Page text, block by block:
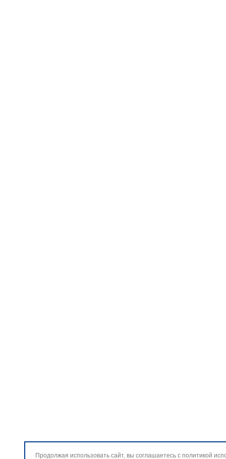
Продолжая использовать сайт, вы соглашаетесь с политикой